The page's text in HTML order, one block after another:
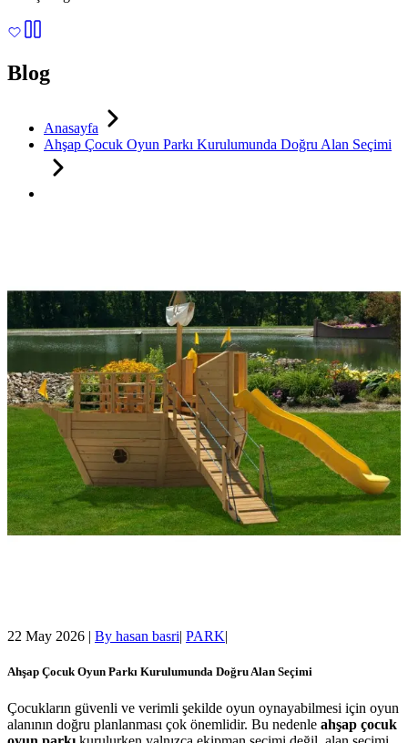
Blog
Anasayfa
Ahşap Çocuk Oyun Parkı Kurulumunda Doğru Alan Seçimi
22 May 2026 | By hasan basri| PARK|
Ahşap Çocuk Oyun Parkı Kurulumunda Doğru Alan Seçimi
Çocukların güvenli ve verimli şekilde oyun oynayabilmesi için oyun
alanının doğru planlanması çok önemlidir. Bu nedenle ahşap çocuk